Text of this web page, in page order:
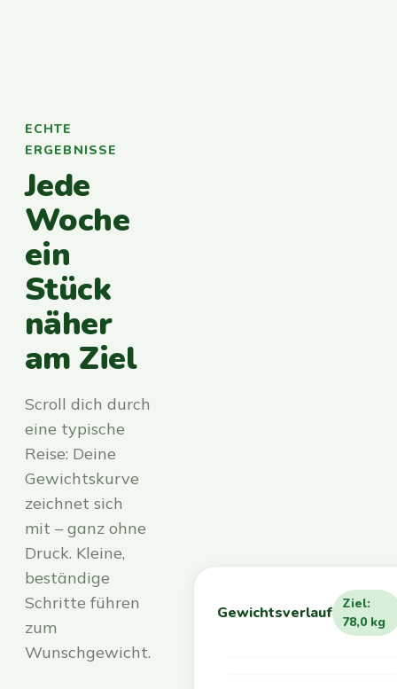
ECHTE
ERGEBNISSE
Jede
Woche
ein
Stück
näher
am Ziel
Scroll dich durch
eine typische
Reise: Deine
Gewichtskurve
zeichnet sich
mit – ganz ohne
Druck. Kleine,
beständige
Schritte führen
zum
Wunschgewicht.
Gewichtsverlauf
Ziel:
78,0 kg